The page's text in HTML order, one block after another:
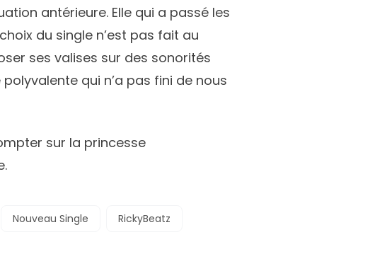
antérieure. Elle qui a passé les
du single n’est pas fait au
ses valises sur des sonorités
qui n’a pas fini de nous
sur la princesse
Nouveau Single RickyBeatz